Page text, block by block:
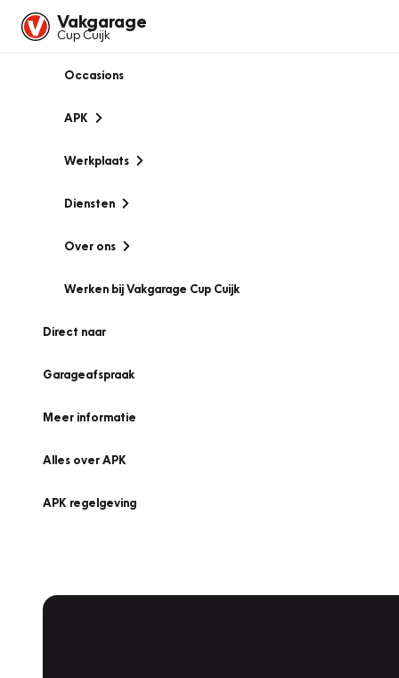
Vakgarage
Cup Cuijk
Occasions
APK
Werkplaats
Diensten
Over ons
Werken bij Vakgarage Cup Cuijk
Direct naar
Garageafspraak
Meer informatie
Alles over APK
APK regelgeving